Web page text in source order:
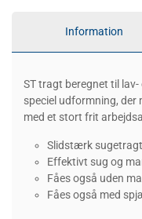
Information
ST tragt beregnet til
speciel udformning,
med et stort frit
Slidstærk sugetragt
Effektivt sug og
Fåes også uden
Fåes også med